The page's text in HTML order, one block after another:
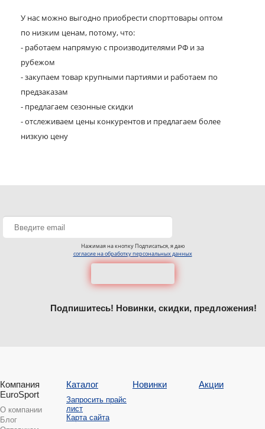
У нас можно выгодно приобрести спорттовары оптом
по низким ценам, потому, что:
- работаем напрямую с производителями РФ и за
рубежом
- закупаем товар крупными партиями и работаем по
предзаказам
- предлагаем сезонные скидки
- отслеживаем цены конкурентов и предлагаем более
низкую цену
Нажимая на кнопку Подписаться, я даю
согласие на обработку персональных данных
Подпишитесь! Новинки, скидки, предложения!
Компания
EuroSport
О компании
Блог
Каталог
Запросить прайс
лист
Карта сайта
Новинки Акции